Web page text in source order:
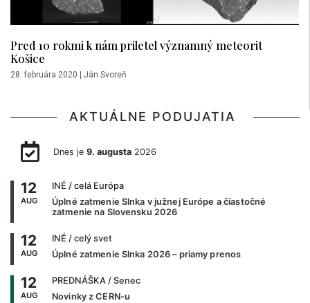
Pred 10 rokmi k nám priletel významný meteorit
Košice
28. februára 2020 | Ján Svoreň
AKTUÁLNE PODUJATIA
Dnes je 9. augusta2026
12
AUG
INÉ / celá Európa
Úplné zatmenie Slnka v južnej Európe a čiastočné
zatmenie na Slovensku 2026
12
AUG
INÉ / celý svet
Úplné zatmenie Slnka 2026 – priamy prenos
12
AUG
PREDNÁŠKA / Senec
Novinky z CERN-u